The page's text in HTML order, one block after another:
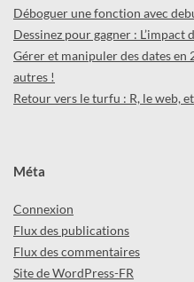
Déboguer une fonction avec
Dessinez pour gagner : L’impact
Gérer et manipuler des dates en
autres !
Retour vers le turfu : R, le web,
Méta
Connexion
Flux des publications
Flux des commentaires
Site de WordPress-FR